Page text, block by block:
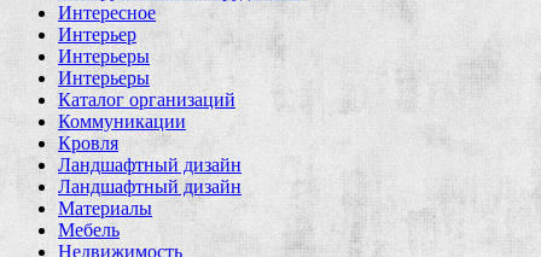
Интересное
Интерьер
Интерьеры
Интерьеры
Каталог организаций
Коммуникации
Кровля
Ландшафтный дизайн
Ландшафтный дизайн
Материалы
Мебель
Недвижимость